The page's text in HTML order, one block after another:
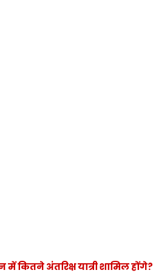
कितने अंतरिक्ष यात्री शामिल होंगे?